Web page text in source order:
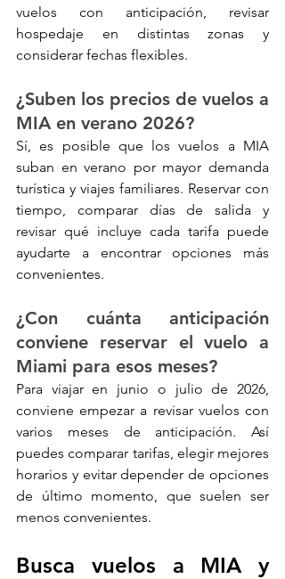
vuelos con anticipación, revisar
hospedaje en distintas zonas y
considerar fechas flexibles.
¿Suben los precios de vuelos a
MIA en verano 2026?
Sí, es posible que los vuelos a MIA
suban en verano por mayor demanda
turística y viajes familiares. Reservar con
tiempo, comparar días de salida y
revisar qué incluye cada tarifa puede
ayudarte a encontrar opciones más
convenientes.
¿Con cuánta anticipación
conviene reservar el vuelo a
Miami para esos meses?
Para viajar en junio o julio de 2026,
conviene empezar a revisar vuelos con
varios meses de anticipación. Así
puedes comparar tarifas, elegir mejores
horarios y evitar depender de opciones
de último momento, que suelen ser
menos convenientes.
Busca vuelos a MIA y